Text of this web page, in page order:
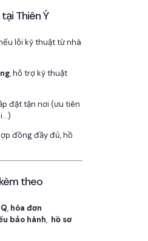
Thiên Ý
lỗi kỹ thuật từ nhà
, hỗ trợ kỹ thuật
đặt tận nơi (ưu tiên
đồng đầy đủ, hồ
theo
, hóa đơn
bảo hành, hồ sơ